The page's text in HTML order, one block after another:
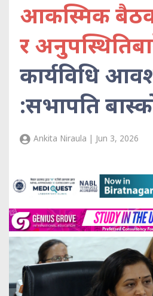
आकस्मिक
र
कार्यविधि
:सभापति
Ankita Niraula | Jun 3, 2026